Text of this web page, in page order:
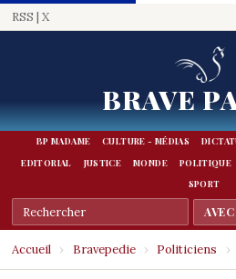
RSS | X
BRAVE
BP MADAME CULTURE - MÉDIAS
EDITORIAL
JUSTICE MONDE POLITIQUE
SPORT
Accueil › Bravepedie › Politiciens ›